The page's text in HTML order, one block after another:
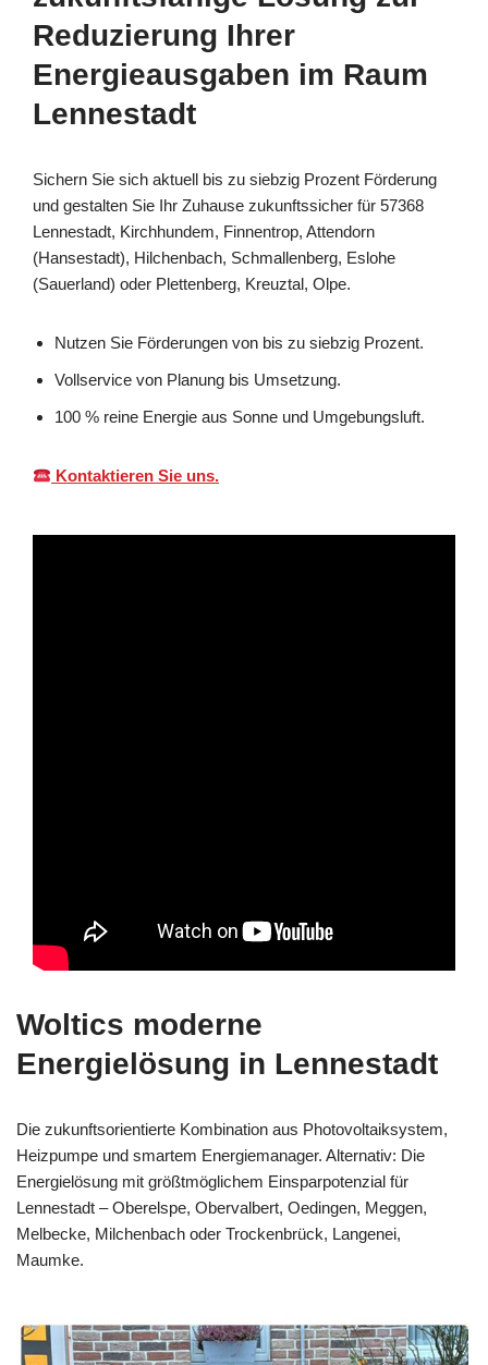
Reduzierung Ihrer
Energieausgaben im Raum
Lennestadt
Sichern Sie sich aktuell bis zu siebzig Prozent Förderung
und gestalten Sie Ihr Zuhause zukunftssicher für 57368
Lennestadt, Kirchhundem, Finnentrop, Attendorn
(Hansestadt), Hilchenbach, Schmallenberg, Eslohe
(Sauerland) oder Plettenberg, Kreuztal, Olpe.
Nutzen Sie Förderungen von bis zu siebzig Prozent.
Vollservice von Planung bis Umsetzung.
100 % reine Energie aus Sonne und Umgebungsluft.
Kontaktieren Sie uns.
Woltics moderne
Energielösung in Lennestadt
Die zukunftsorientierte Kombination aus Photovoltaiksystem,
Heizpumpe und smartem Energiemanager. Alternativ: Die
Energielösung mit größtmöglichem Einsparpotenzial für
Lennestadt – Oberelspe, Obervalbert, Oedingen, Meggen,
Melbecke, Milchenbach oder Trockenbrück, Langenei,
Maumke.